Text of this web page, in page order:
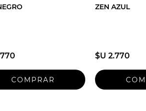
ZEN AZUL
$U 2.770